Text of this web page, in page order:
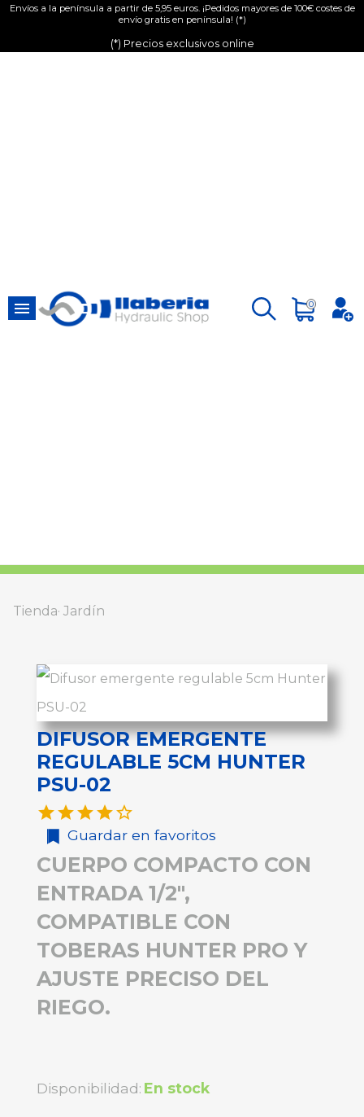
Envíos a la península a partir de 5,95 euros. ¡Pedidos mayores de 100€ costes de
envío gratis en península! (*)
(*) Precios exclusivos online
 0
Tienda Jardín
DIFUSOR EMERGENTE
REGULABLE 5CM HUNTER
PSU-02

Guardar en favoritos
CUERPO COMPACTO CON
ENTRADA 1/2",
COMPATIBLE CON
TOBERAS HUNTER PRO Y
AJUSTE PRECISO DEL
RIEGO.
Disponibilidad: En stock